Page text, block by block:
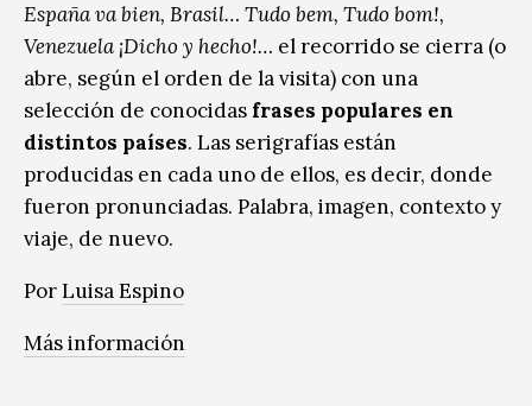
España va bien, Brasil… Tudo bem, Tudo bom!,
Venezuela ¡Dicho y hecho!… el recorrido se cierra (o
abre, según el orden de la visita) con una
selección de conocidas frases populares en
distintos países. Las serigrafías están
producidas en cada uno de ellos, es decir, donde
fueron pronunciadas. Palabra, imagen, contexto y
viaje, de nuevo.
PorLuisa Espino
Más información